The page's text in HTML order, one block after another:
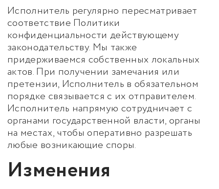
Исполнитель регулярно пересматривает
соответствие Политики
конфиденциальности действующему
законодательству. Мы также
придерживаемся собственных локальных
актов. При получении замечания или
претензии, Исполнитель в обязательном
порядке связывается с их отправителем.
Исполнитель напрямую сотрудничает с
органами государственной власти, органы
на местах, чтобы оперативно разрешать
любые возникающие споры.
Изменения